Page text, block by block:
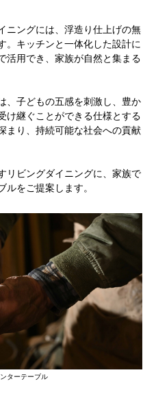
ニングには、浮造り仕上げの無
。キッチンと一体化した設計に
活用でき、家族が自然と集まる
、子どもの五感を刺激し、豊か
け継ぐことができる仕様とする
まり、持続可能な社会への貢献
リビングダイニングに、家族で
ルをご提案します。
ターテーブル